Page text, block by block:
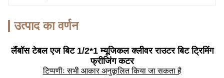
उत्पाद का वर्णन
लैंबॉस टेबल एज बिट 1/2*1 म्यूजिकल क्लीवर राउटर बिट ट्रिमिंग
फ्रीजिंग कटर
टिप्पणीः सभी आकार अनुकूलित किया जा सकता है